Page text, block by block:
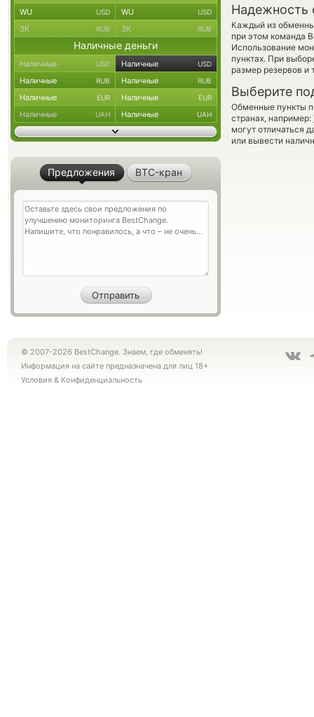
Надежность
Каждый из
при этом команда
Использование
пунктах. При
размер резервов и
Выберите
Обменные пункты
странах, например:
могут отличаться
или вывести
WU USD WU USD
ЗК RUB ЗК RUB
Наличные деньги
Наличные USD Наличные USD
Наличные RUB Наличные RUB
Наличные EUR Наличные EUR
Наличные UAH Наличные UAH
Предложения BTC-кран
© 2007-2026 BestChange. Знаем, где обменять!
Информация на сайте предназначена для лиц 18+
Условия & Конфиденциальность